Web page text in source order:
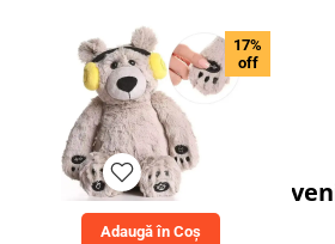
17%
off
Adaugă în Coș
Cadoul tău de bun
așteaptă!